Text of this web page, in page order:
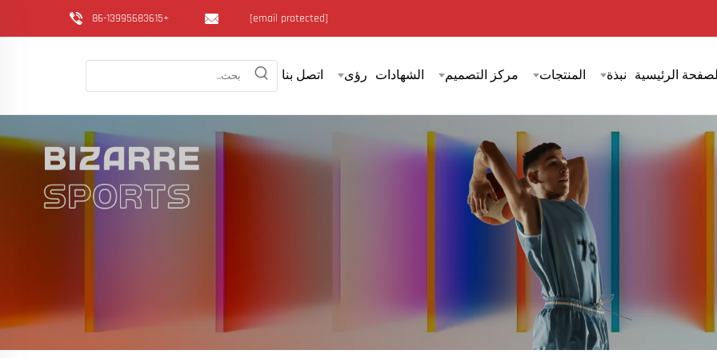
+86-13995683615 [email protected]
الرئيسية نبذة المنتجات مركز التصميم الشهادات رؤى اتصل بنا